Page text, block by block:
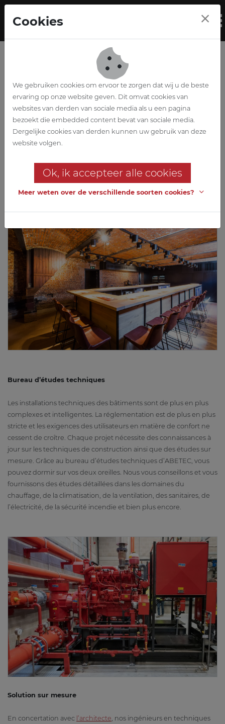
Skip to main content
Techniques
disciplines
Bureau d’études techniques
Les installations techniques des bâtiments sont de plus en plus
complexes et intelligentes. La réglementation est de plus en plus
stricte et les exigences des utilisateurs en matière de confort ne
cessent de croître. Chaque projet nécessite des connaissances à
jour sur les techniques de construction ainsi que des études sur
mesure. Grâce au bureau d’études techniques d’ABETEC, vous
pouvez dormir sur vos deux oreilles. Nous vous conseillons et vous
fournissons des études détaillées dans les domaines du
chauffage, de la climatisation, de la ventilation, des sanitaires, de
l’électricité, de la sécurité incendie et bien plus encore.
Solution sur mesure
En concertation avec l’architecte, nos ingénieurs en techniques
Cookies
We gebruiken cookies om ervoor te zorgen dat wij u de beste
ervaring op onze website geven. Dit omvat cookies van
websites van derden van sociale media als u een pagina
bezoekt die embedded content bevat van sociale media.
Dergelijke cookies van derden kunnen uw gebruik van deze
website volgen.
Ok, ik accepteer alle cookies
Meer weten over de verschillende soorten cookies?